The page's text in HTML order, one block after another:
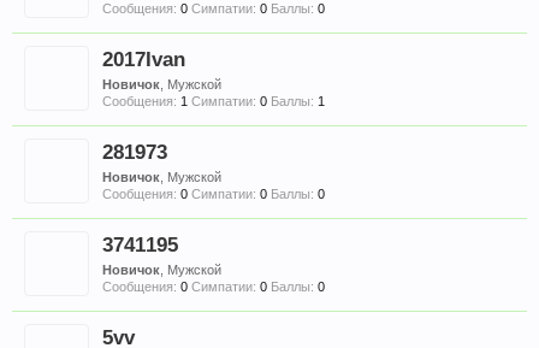
Сообщения: 0 Симпатии: 0 Баллы: 0
2017Ivan
Новичок , Мужской
Сообщения: 1 Симпатии: 0 Баллы: 1
281973
Новичок , Мужской
Сообщения: 0 Симпатии: 0 Баллы: 0
3741195
Новичок , Мужской
Сообщения: 0 Симпатии: 0 Баллы: 0
5vv